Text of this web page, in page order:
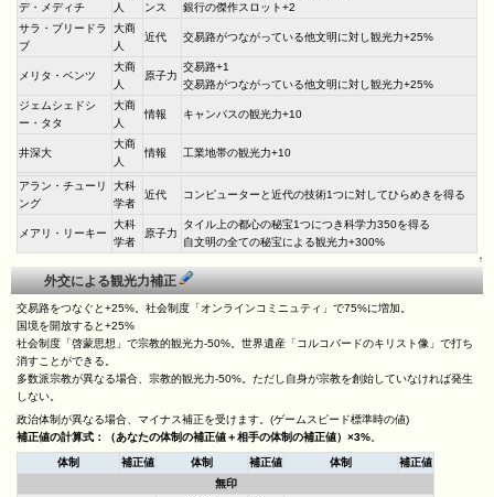
デ・メディチ
人
ンス
銀行の傑作スロット+2
サラ・ブリードラ
ブ
大商
人
近代 交易路がつながっている他文明に対し観光力+25%
メリタ・ベンツ
大商
人
原子力
交易路+1
交易路がつながっている他文明に対し観光力+25%
ジェムシェドシ
ー・タタ
大商
人
情報 キャンパスの観光力+10
井深大
大商
人
情報 工業地帯の観光力+10
アラン・チューリ
ング
大科
学者
近代 コンピューターと近代の技術1つに対してひらめきを得る
メアリ・リーキー
大科
学者
原子力
タイル上の都心の秘宝1つにつき科学力350を得る
自文明の全ての秘宝による観光力+300%
↑
外交による観光力補正
交易路をつなぐと+25%。社会制度「オンラインコミニュティ」で75%に増加。
国境を開放すると+25%
社会制度「啓蒙思想」で宗教的観光力-50%。世界遺産「コルコバードのキリスト像」で打ち
消すことができる。
多数派宗教が異なる場合、宗教的観光力-50%。ただし自身が宗教を創始していなければ発生
しない。
政治体制が異なる場合、マイナス補正を受けます。(ゲームスピード標準時の値)
補正値の計算式：（あなたの体制の補正値＋相手の体制の補正値）×3%
体制 補正値 体制 補正値 体制
補正値
無印